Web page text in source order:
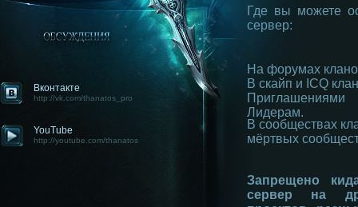
Вконтакте
http://vk.com/thanatos_pro
YouTube
http://youtube.com/thanatos
Где вы можете
сервер:
На форумах
В скайп и ICQ
Лидерам.
В сообществах
мёртвых
Запрещено
сервер на